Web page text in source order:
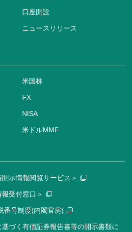
口座開設
ニュースリリース
米国株
FX
NISA
米ドルMMF
示情報閲覧サービス＞
受付窓口＞
番号制度(内閣官房)
づく有価証券報告書等の開示書類に